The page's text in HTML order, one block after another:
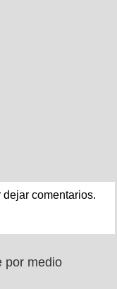
comentarios.
por medio